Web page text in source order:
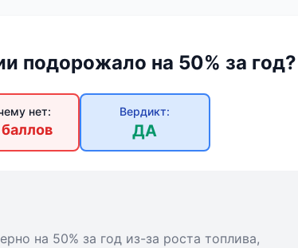
подорожало на 50% за год?
нет:
баллов
Вердикт:
ДА
на 50% за год из-за роста топлива,